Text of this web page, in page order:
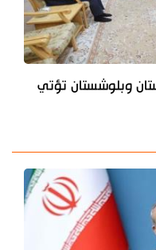
وبلوشستان تؤتي